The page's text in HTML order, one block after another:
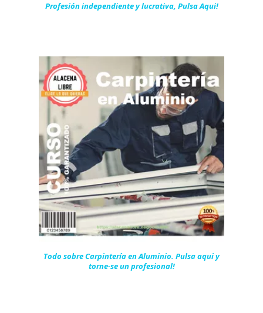
Profesión independiente y lucrativa, Pulsa Aqui!
Todo sobre Carpintería en Aluminio. Pulsa aqui y
torne-se un profesional!